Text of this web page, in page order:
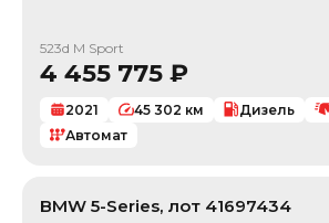
523d M Sport
4 455 775 ₽
2021 45 302 км Дизель
Автомат
BMW 5-Series, лот 41697434